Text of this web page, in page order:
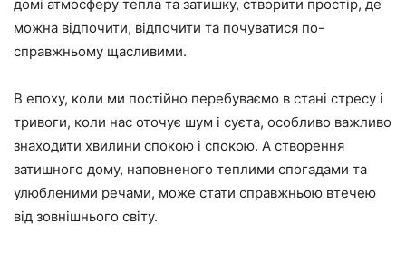
домі атмосферу тепла та затишку, створити простір, де
можна відпочити, відпочити та почуватися по-
справжньому щасливими.
В епоху, коли ми постійно перебуваємо в стані стресу і
тривоги, коли нас оточує шум і суєта, особливо важливо
знаходити хвилини спокою і спокою. А створення
затишного дому, наповненого теплими спогадами та
улюбленими речами, може стати справжньою втечею
від зовнішнього світу.